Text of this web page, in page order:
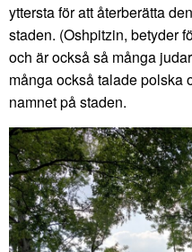
yttersta för att återberätta
staden. (Oshpitzin, betyder
och är också så många
många också talade polska
namnet på staden.